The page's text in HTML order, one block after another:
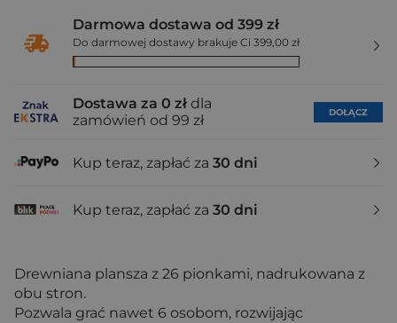
Darmowa dostawa od 399 zł
Do darmowej dostawy brakuje Ci 399,00 zł
Dostawa za 0 zł dla
zamówień od 99 zł
DOŁĄCZ
Kup teraz, zapłać za 30 dni
Kup teraz, zapłać za 30 dni
Drewniana plansza z 26 pionkami, nadrukowana z
obu stron.
Pozwala grać nawet 6 osobom, rozwijając